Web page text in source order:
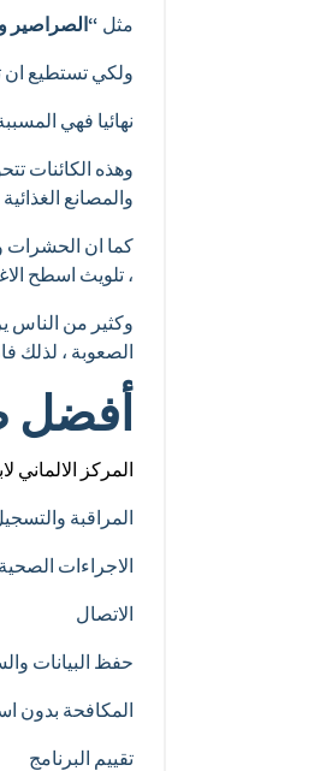
مثل “الصراصير
ولكي تستطيع ان
نهائيا فهي
وهذه الكائنات
والمصانع
كما ان الحشرات
، تلويث اسطح
وكثير من الناس
الصعوبة ، لذلك
أفضل
المركز
المراقبة
الاجراءات
الاتصال
حفظ البيانات
المكافحة بدون
تقييم البرنامج